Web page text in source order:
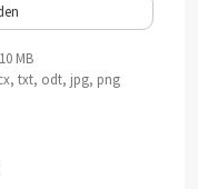
MB
txt, odt, jpg, png